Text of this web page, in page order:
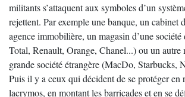
militants s’attaquent aux symboles d’un
rejettent. Par exemple une banque, un cabinet
agence immobilière, un magasin d’une
Total, Renault, Orange, Chanel...) ou un autre
grande société étrangère (MacDo, Starbucks,
Puis il y a ceux qui décident de se protéger en
lacrymos, en montant les barricades et en se